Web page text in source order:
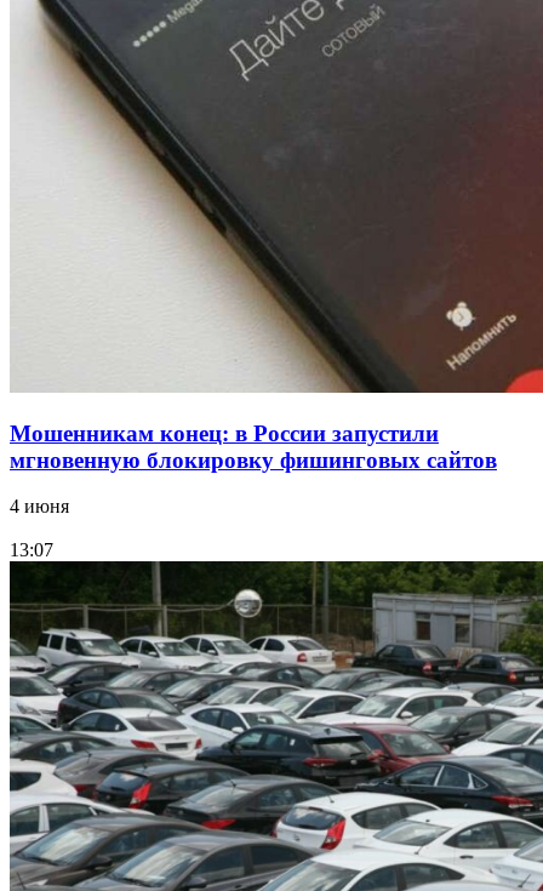
12:39
Сладкий праздник в Волгограде: в Центральном
парке прошёл фестиваль „Арбузный переполох“
Волгоградские компании нарастили экспорт:
заключены контракты на 3,6 млн долларов
Мошенникам конец: в России запустили
мгновенную блокировку фишинговых сайтов
4 июня
13:07